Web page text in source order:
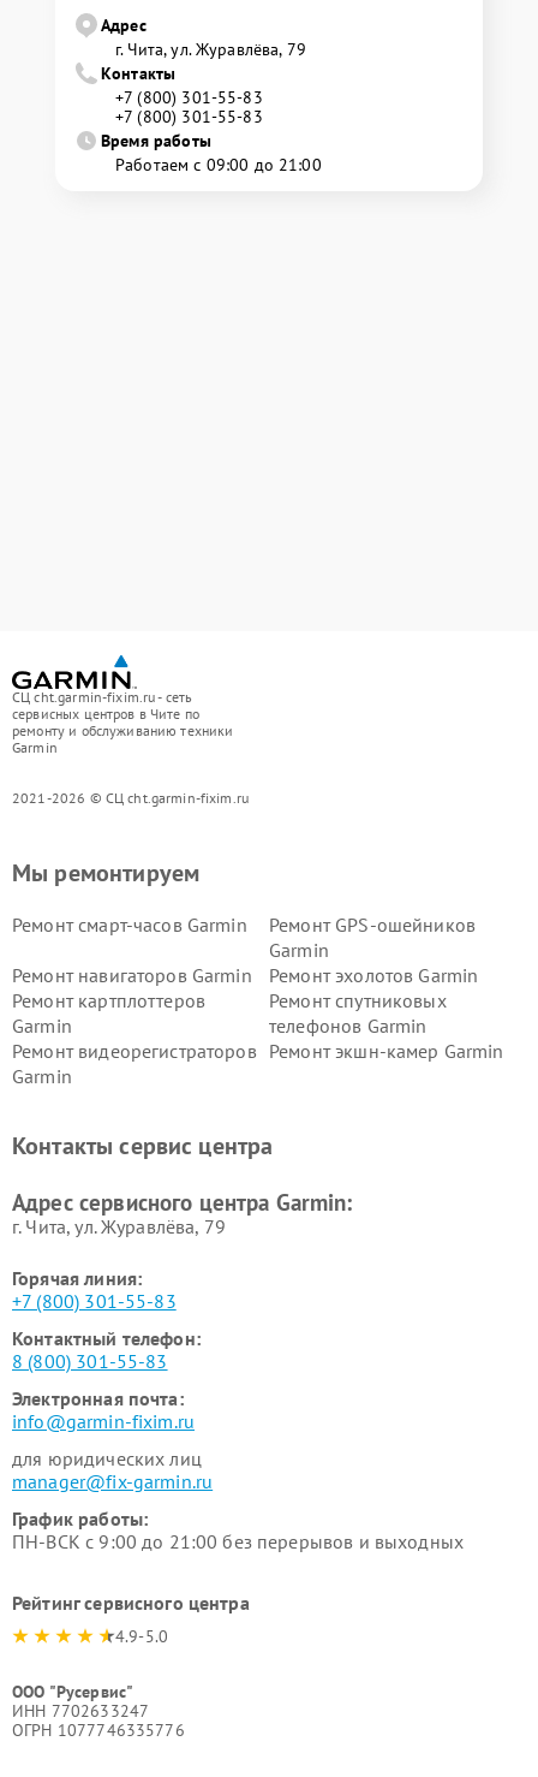
Адрес
г. Чита, ул. Журавлёва, 79
Контакты
+7 (800) 301-55-83
+7 (800) 301-55-83
Время работы
Работаем с 09:00 до 21:00
СЦ cht.garmin-fixim.ru - сеть
сервисных центров в Чите по
ремонту и обслуживанию техники
Garmin
2021-2026 © СЦ cht.garmin-fixim.ru
Мы ремонтируем
Ремонт смарт-часов Garmin
Ремонт GPS-ошейников
Garmin
Ремонт навигаторов Garmin
Ремонт эхолотов Garmin
Ремонт картплоттеров
Garmin
Ремонт спутниковых
телефонов Garmin
Ремонт видеорегистраторов
Garmin
Ремонт экшн-камер Garmin
Контакты сервис центра
Адрес сервисного центра Garmin:
г. Чита, ул. Журавлёва, 79
Горячая линия:
+7 (800) 301-55-83
Контактный телефон:
8 (800) 301-55-83
Электронная почта:
info@garmin-fixim.ru
для юридических лиц
manager@fix-garmin.ru
График работы:
ПН-ВСК с 9:00 до 21:00 без перерывов и выходных
Рейтинг сервисного центра
4.9-5.0
ООО "Русервис"
ИНН 7702633247
ОГРН 1077746335776